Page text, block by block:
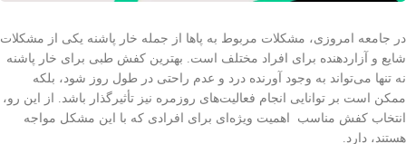
در جامعه امروزی، مشکلات مربوط به پاها از جمله خار پاشنه یکی از مشکلات
شایع و آزاردهنده برای افراد مختلف است. بهترین کفش طبی برای خار پاشنه
نه تنها می‌تواند به وجود آورنده درد و عدم راحتی در طول روز شود، بلکه
ممکن است بر توانایی انجام فعالیت‌های روزمره نیز تأثیرگذار باشد. از این رو،
انتخاب کفش مناسب اهمیت ویژه‌ای برای افرادی که با این مشکل مواجه
هستند، دارد.